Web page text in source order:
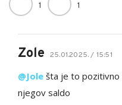
1 1
Zole 25.01.2025. / 15:51
@Jole šta je to pozitivno
njegov saldo